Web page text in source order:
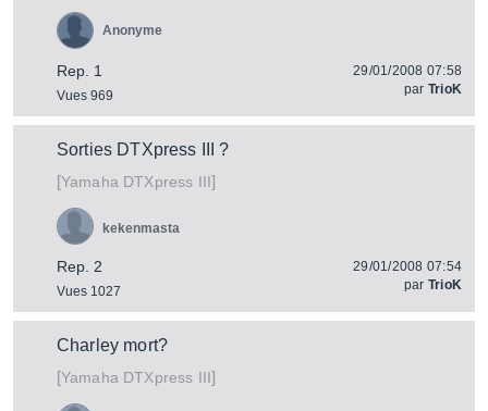
Rep. 1
Vues 969
Anonyme
29/01/2008 07:58
par TrioK
Sorties DTXpress III ?
[Yamaha DTXpress III]
Rep. 2
Vues 1027
kekenmasta
29/01/2008 07:54
par TrioK
Charley mort?
[Yamaha DTXpress III]